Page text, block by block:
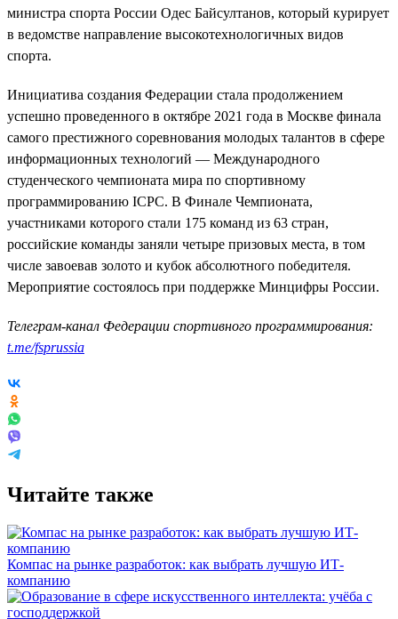
министра спорта России Одес Байсултанов, который курирует
в ведомстве направление высокотехнологичных видов
спорта.
Инициатива создания Федерации стала продолжением
успешно проведенного в октябре 2021 года в Москве финала
самого престижного соревнования молодых талантов в сфере
информационных технологий — Международного
студенческого чемпионата мира по спортивному
программированию ICPC. В Финале Чемпионата,
участниками которого стали 175 команд из 63 стран,
российские команды заняли четыре призовых места, в том
числе завоевав золото и кубок абсолютного победителя.
Мероприятие состоялось при поддержке Минцифры России.
Телеграм-канал Федерации спортивного программирования:
t.me/fsprussia
Читайте также
Компас на рынке разработок: как выбрать лучшую ИТ-
компанию